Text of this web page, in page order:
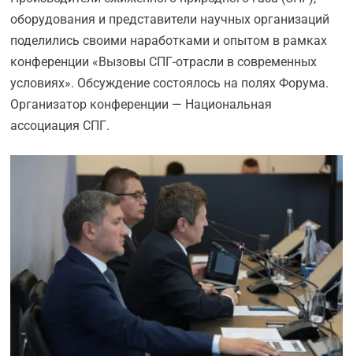
оборудования и представители научных организаций
поделились своими наработками и опытом в рамках
конференции «Вызовы СПГ-отрасли в современных
условиях». Обсуждение состоялось на полях Форума.
Организатор конференции — Национальная
ассоциация СПГ.